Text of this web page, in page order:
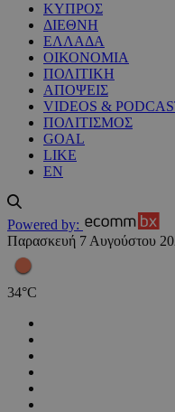
ΚΥΠΡΟΣ
ΔΙΕΘΝΗ
ΕΛΛΑΔΑ
ΟΙΚΟΝΟΜΙΑ
ΠΟΛΙΤΙΚΗ
ΑΠΟΨΕΙΣ
VIDEOS &
ΠΟΛΙΤΙΣΜΟΣ
GOAL
LIKE
EN
Powered by:
Παρασκευή 7 Αυγούστου
34°C